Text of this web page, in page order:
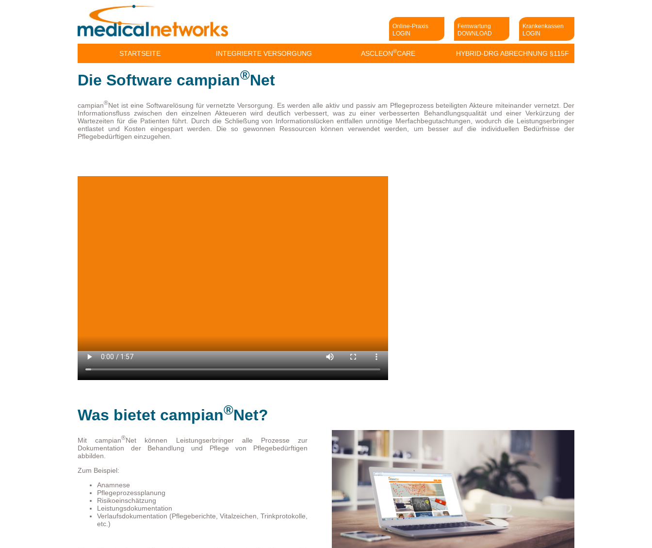
Krankenkassen
LOGIN
Fernwartung
DOWNLOAD
Online-Praxis
LOGIN
STARTSEITE INTEGRIERTE VERSORGUNG ASCLEON®CARE HYBRID-DRG ABRECHNUNG §115F
Die Software campian®Net
campian®Net ist eine Softwarelösung für vernetzte Versorgung. Es werden alle aktiv und passiv am Pflegeprozess beteiligten Akteure miteinander vernetzt. Der
Informationsfluss zwischen den einzelnen Akteueren wird deutlich verbessert, was zu einer verbesserten Behandlungsqualität und einer Verkürzung der
Wartezeiten für die Patienten führt. Durch die Schließung von Informationslücken entfallen unnötige Merfachbegutachtungen, wodurch die Leistungserbringer
entlastet und Kosten eingespart werden. Die so gewonnen Ressourcen können verwendet werden, um besser auf die individuellen Bedürfnisse der
Pflegebedürftigen einzugehen.
Was bietet campian®Net?
Mit campian®Net können Leistungserbringer alle Prozesse zur
Dokumentation der Behandlung und Pflege von Pflegebedürftigen
abbilden.
Zum Beispiel:
Anamnese
Pflegeprozessplanung
Risikoeinschätzung
Leistungsdokumentation
Verlaufsdokumentation (Pflegeberichte, Vitalzeichen, Trinkprotokolle,
etc.)